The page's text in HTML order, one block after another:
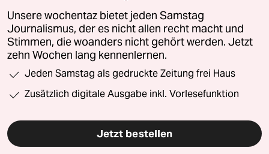
Unsere wochentaz bietet jeden Samstag
Journalismus, der es nicht allen recht macht und
Stimmen, die woanders nicht gehört werden. Jetzt
zehn Wochen lang kennenlernen.
Jeden Samstag als gedruckte Zeitung frei Haus
Zusätzlich digitale Ausgabe inkl. Vorlesefunktion
Jetzt bestellen